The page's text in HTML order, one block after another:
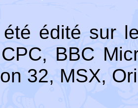
édité sur
BBC
32, MSX,